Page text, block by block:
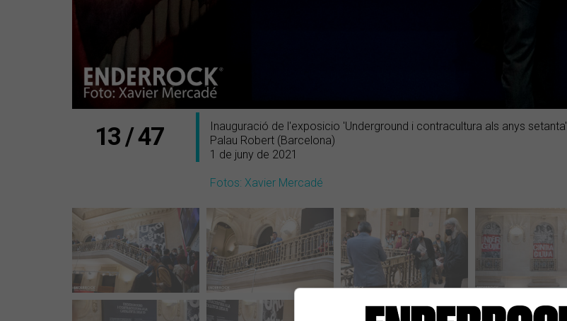
13 / 47
Inauguració de l'exposicio 'Underground i contracultura als anys setanta'
Palau Robert (Barcelona)
1 de juny de 2021
Fotos: Xavier Mercadé